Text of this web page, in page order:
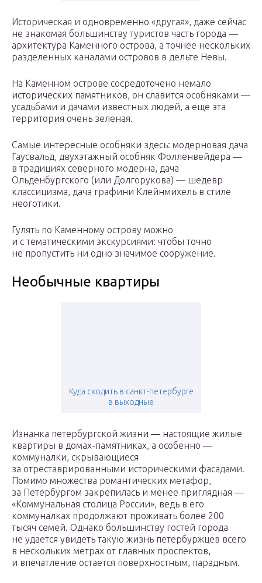
Историческая и одновременно «другая», даже сейчас
не знакомая большинству туристов часть города —
архитектура Каменного острова, а точнее нескольких
разделенных каналами островов в дельте Невы.
На Каменном острове сосредоточено немало
исторических памятников, он славится особняками —
усадьбами и дачами известных людей, а еще эта
территория очень зеленая.
Самые интересные особняки здесь: модерновая дача
Гаусвальд, двухэтажный особняк Фолленвейдера —
в традициях северного модерна, дача
Ольденбургского (или Долгорукова) — шедевр
классицизма, дача графини Клейнмихель в стиле
неоготики.
Гулять по Каменному острову можно
и с тематическими экскурсиями: чтобы точно
не пропустить ни одно значимое сооружение.
Необычные квартиры
Куда сходить в санкт-петербурге
в выходные
Изнанка петербургской жизни — настоящие жилые
квартиры в домах-памятниках, а особенно —
коммуналки, скрывающиеся
за отреставрированными историческими фасадами.
Помимо множества романтических метафор,
за Петербургом закрепилась и менее приглядная —
«Коммунальная столица России», ведь в его
коммуналках продолжают проживать более 200
тысяч семей. Однако большинству гостей города
не удается увидеть такую жизнь петербуржцев всего
в нескольких метрах от главных проспектов,
и впечатление остается поверхностным, парадным.